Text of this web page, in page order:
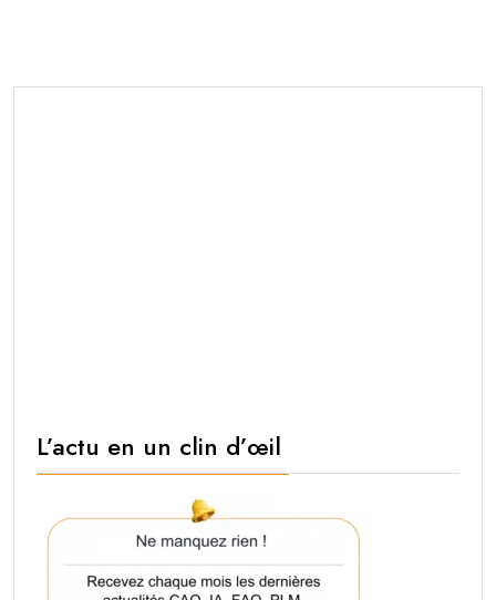
L’actu en un clin d’œil